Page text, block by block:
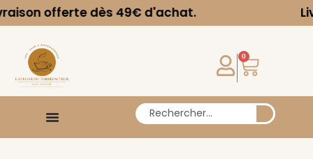
offerte dès 49€ d'achat.
0